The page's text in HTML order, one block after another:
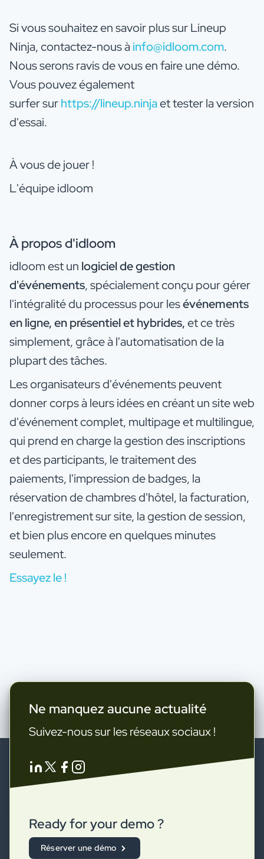
Si vous souhaitez en savoir plus sur Lineup
Ninja, contactez-nous à info@idloom.com.
Nous serons ravis de vous en faire une démo.
Vous pouvez également
surfer surhttps://lineup.ninjaet tester la version
d'essai.
À vous de jouer !
L'équipe idloom
À propos d'idloom
idloom est un logiciel de gestion
d'événements, spécialement conçu pour gérer
l'intégralité du processus pour lesévénements
en ligne, en présentiel et hybrides,et ce très
simplement,grâce à l'automatisation de la
plupart des tâches.
Les organisateurs d'événements peuvent
donner corps à leurs idées en créant un site web
d'événement complet, multipage et multilingue,
qui prend en charge la gestion des inscriptions
et des participants, le traitement des
paiements, l'impression de badges, la
réservation de chambres d'hôtel, la facturation,
l'enregistrement sur site, la gestion de session,
et bien plus encore en quelques minutes
seulement.
Essayez le !
Ne manquez aucune actualité
Suivez-nous sur les réseaux sociaux !
Ready for your demo ?
Réserver une démo